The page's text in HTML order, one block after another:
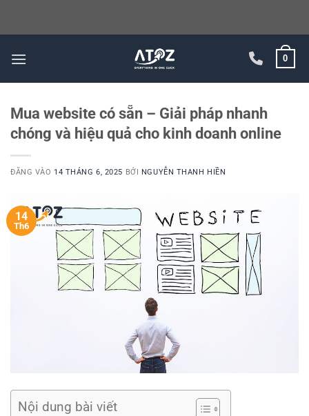
qua
0
Mua website có sẵn – Giải pháp nhanh
chóng và hiệu quả cho kinh doanh online
ĐĂNG VÀO 14 THÁNG 6, 2025 BỞI NGUYỄN THANH HIỀN
14
Th6
Nội dung bài viết